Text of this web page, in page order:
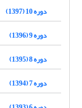
دوره 10 (1397)
دوره 9 (1396)
دوره 8 (1395)
دوره 7 (1394)